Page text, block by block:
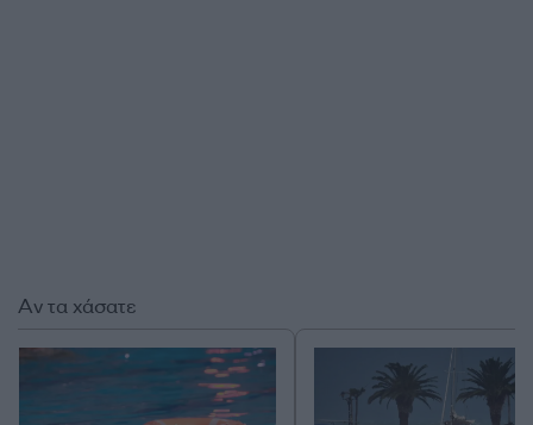
Αν τα χάσατε